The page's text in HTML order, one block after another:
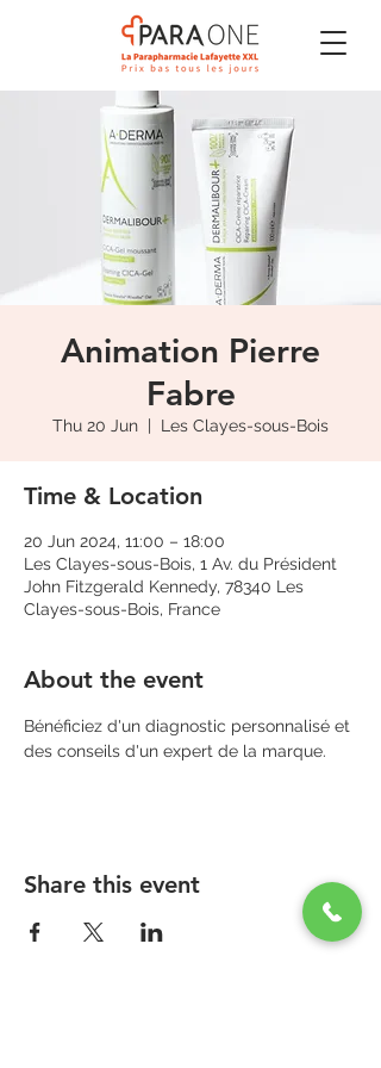
Animation Pierre
Fabre
Thu 20 Jun
  |
Les Clayes-sous-Bois
Time & Location
20 Jun 2024, 11:00 – 18:00
Les Clayes-sous-Bois, 1 Av. du Président
John Fitzgerald Kennedy, 78340 Les
Clayes-sous-Bois, France
About the event
Bénéficiez d'un diagnostic personnalisé et
des conseils d'un expert de la marque.
Share this event